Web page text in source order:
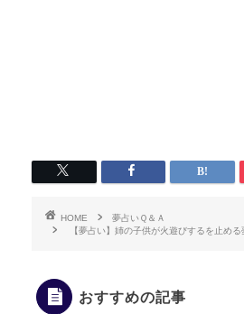
HOME
夢占いＱ＆Ａ
【夢占い】姉の子供が火遊びするを止める
おすすめの記事